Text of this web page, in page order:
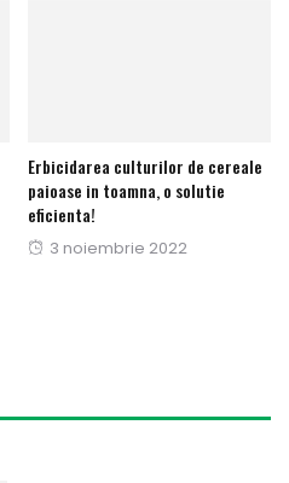
Erbicidarea culturilor de cereale
paioase in toamna, o solutie
eficienta!
Publicat
3 noiembrie 2022